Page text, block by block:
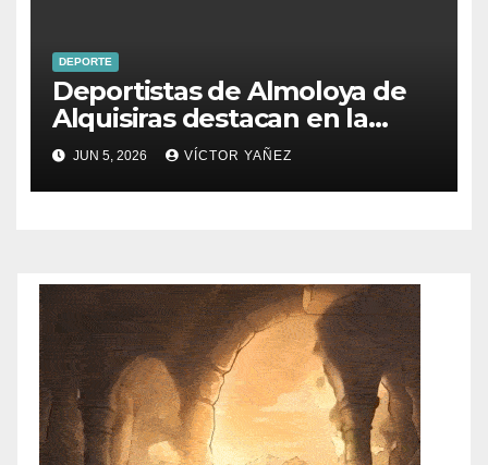
DEPORTE
Deportistas de Almoloya de
Alquisiras destacan en la
Copa Estado de México
JUN 5, 2026 VÍCTOR YAÑEZ